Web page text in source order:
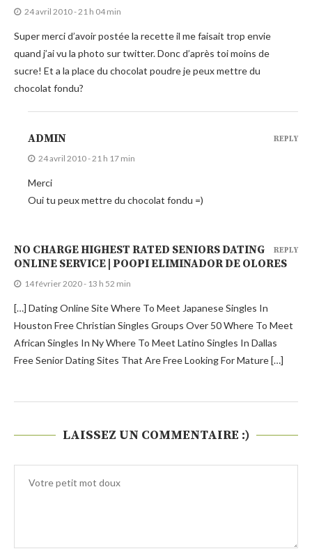
24 avril 2010 - 21 h 04 min
Super merci d’avoir postée la recette il me faisait trop envie
quand j’ai vu la photo sur twitter. Donc d’après toi moins de
sucre! Et a la place du chocolat poudre je peux mettre du
chocolat fondu?
ADMIN
24 avril 2010 - 21 h 17 min
Merci
Oui tu peux mettre du chocolat fondu =)
REPLY
NO CHARGE HIGHEST RATED SENIORS DATING
ONLINE SERVICE | POOPI ELIMINADOR DE OLORES
14 février 2020 - 13 h 52 min
[…] Dating Online Site Where To Meet Japanese Singles In
Houston Free Christian Singles Groups Over 50 Where To Meet
African Singles In Ny Where To Meet Latino Singles In Dallas
Free Senior Dating Sites That Are Free Looking For Mature […]
REPLY
LAISSEZ UN COMMENTAIRE :)